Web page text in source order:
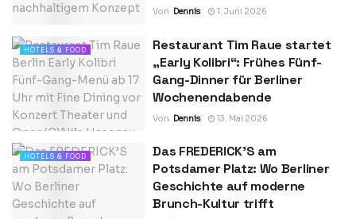
Von Dennis 1. Juni 2026
HOTELS & FOOD
Restaurant Tim Raue startet
„Early Kolibri“: Frühes Fünf-
Gang-Dinner für Berliner
Wochenendabende
Von Dennis 13. Mai 2026
HOTELS & FOOD
Das FREDERICK’S am
Potsdamer Platz: Wo Berliner
Geschichte auf moderne
Brunch-Kultur trifft